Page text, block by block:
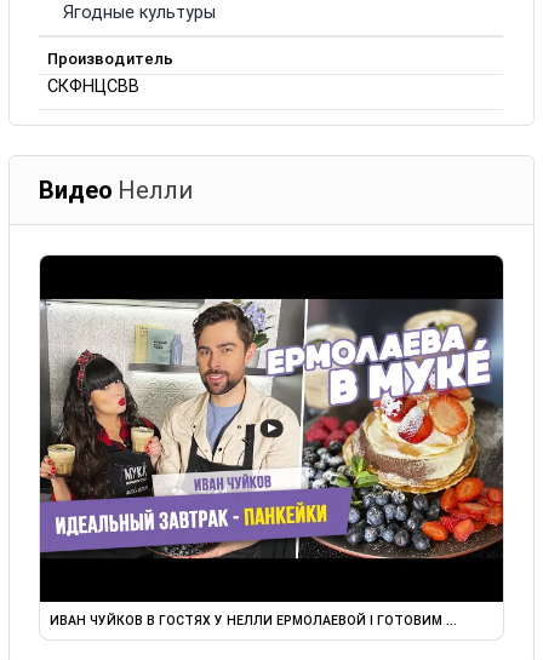
Ягодные культуры
Производитель
СКФНЦСВВ
Видео Нелли
▶
ИВАН ЧУЙКОВ В ГОСТЯХ У НЕЛЛИ ЕРМОЛАЕВОЙ I ГОТОВИМ ...